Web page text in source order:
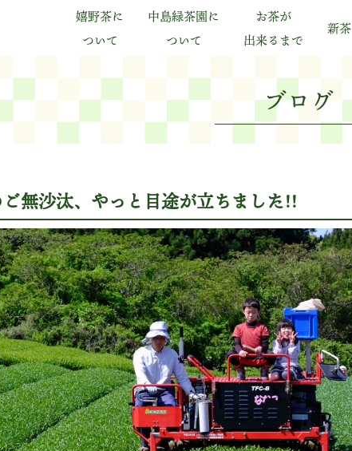
嬉野茶に
ついて
中島緑茶園に
ついて
お茶が
出来るまで
新茶
ブログ
ご無沙汰、やっと目途が立ちました!!